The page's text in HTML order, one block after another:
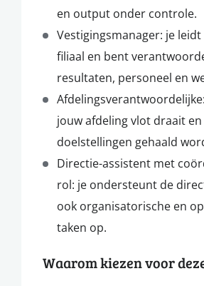
en output onder controle.
Vestigingsmanager: je
filiaal en bent
resultaten, personeel en
jouw afdeling vlot draait
doelstellingen gehaald
Directie-assistent met
rol: je ondersteunt de
ook organisatorische en
taken op.
Waarom kiezen voor